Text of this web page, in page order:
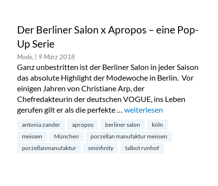
Der Berliner Salon x Apropos – eine Pop-
Up Serie
Mode, | 9 März 2018
Ganz unbestritten ist der Berliner Salon in jeder Saison
das absolute Highlight der Modewoche in Berlin. Vor
einigen Jahren von Christiane Arp, der
Chefredakteurin der deutschen VOGUE, ins Leben
gerufen gilt er als die perfekte … „Der Berliner Salon x
weiterlesen
antonia zander apropos berliner salon
köln
meissen
München
porzellan manufaktur meissen
porzellanmanufaktur
sminfinity talbot runhof